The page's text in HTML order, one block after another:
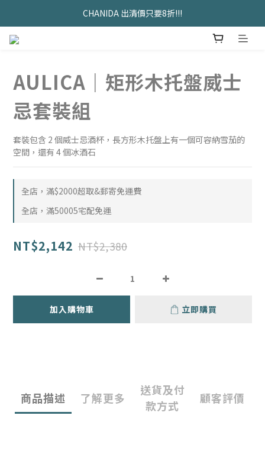
久坐神器>>坐&靠墊組合只要$1488
CHANIDA 出清價只要8折!!!
AULICA｜矩形木托盤威士
忌套裝組
套裝包含 2 個威士忌酒杯，長方形木托盤上有一個可容納雪茄的
空間，還有 4 個冰酒石
全店，滿$2000超取&郵寄免運費
全店，滿50005宅配免運
NT$2,142 NT$2,380
加入購物車 立即購買
商品描述 了解更多
送貨及付
款方式
顧客評價